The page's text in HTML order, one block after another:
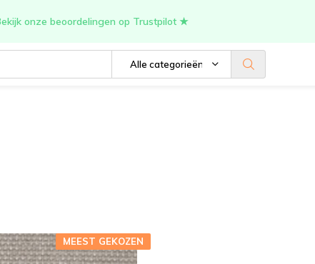
Alle categorieën
onze beoordelingen op Trustpilot ★
MEEST GEKOZEN